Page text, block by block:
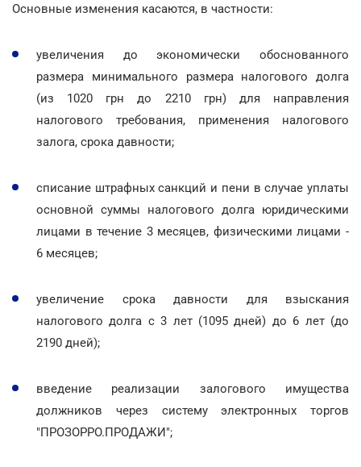
Основные изменения касаются, в частности:
увеличения до экономически обоснованного
размера минимального размера налогового долга
(из 1020 грн до 2210 грн) для направления
налогового требования, применения налогового
залога, срока давности;
списание штрафных санкций и пени в случае уплаты
основной суммы налогового долга юридическими
лицами в течение 3 месяцев, физическими лицами -
6 месяцев;
увеличение срока давности для взыскания
налогового долга с 3 лет (1095 дней) до 6 лет (до
2190 дней);
введение реализации залогового имущества
должников через систему электронных торгов
"ПРОЗОРРО.ПРОДАЖИ";